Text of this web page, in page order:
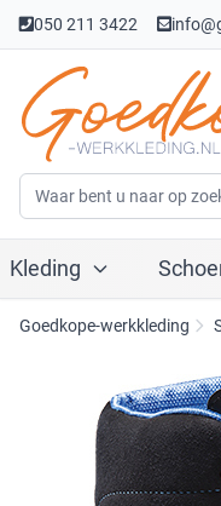
050 211 3422
Kleding
Goedkope-werkkleding